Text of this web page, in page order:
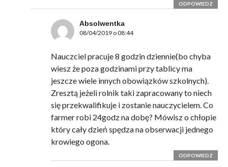
ODPOWIEDZ
Absolwentka
08/04/2019 o 08:44
Nauczciel pracuje 8 godzin dziennie(bo chyba
wiesz że poza godzinami przy tablicy ma
jeszcze wiele innych obowiązków szkolnych).
Zresztą jeżeli rolnik taki zapracowany to niech
się przekwalifikuje i zostanie nauczycielem. Co
farmer robi 24godz na dobę? Mówisz o chłopie
który cały dzień spędza na obserwacji jednego
krowiego ogona.
ODPOWIEDZ